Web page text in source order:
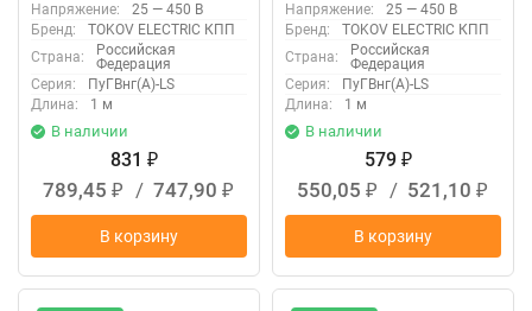
Напряжение:
25 — 450 В
Бренд:
TOKOV ELECTRIC КПП
Страна:
Российская
Федерация
Серия:
ПуГВнг(А)-LS
Длина:
1 м
В наличии
831 ₽
789,45 ₽ / 747,90 ₽
В корзину
Напряжение:
25 — 450 В
Бренд:
TOKOV ELECTRIC КПП
Страна:
Российская
Федерация
Серия:
ПуГВнг(А)-LS
Длина:
1 м
В наличии
579 ₽
550,05 ₽ / 521,10 ₽
В корзину